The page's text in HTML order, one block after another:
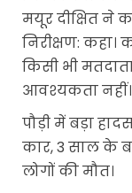
मयूर दीक्षित ने
निरीक्षण: कहा।
किसी भी
आवश्यकता नहीं।
पौड़ी में बड़ा
कार, 3 साल के
लोगों की मौत।